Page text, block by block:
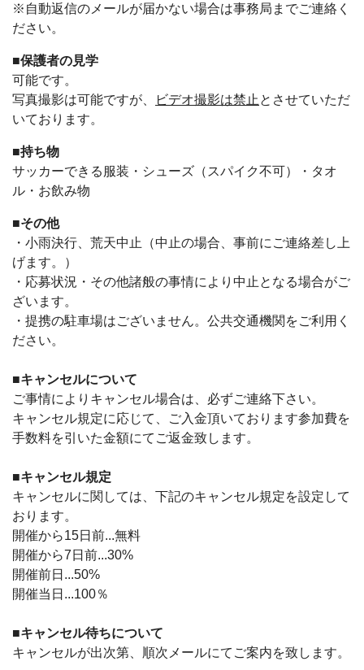
※自動返信のメールが届かない場合は事務局までご連絡く
ださい。
■保護者の見学
可能です。
写真撮影は可能ですが、
ビデオ撮影は禁止 とさせていただ
いております。
■持ち物
サッカーできる服装・シューズ（スパイク不可）・タオ
ル・お飲み物
■その他
・小雨決行、荒天中止（中止の場合、事前にご連絡差し上
げます。）
・応募状況・その他諸般の事情により中止となる場合がご
ざいます。
・提携の駐車場はございません。公共交通機関をご利用く
ださい。
■キャンセルについて
ご事情によりキャンセル場合は、必ずご連絡下さい。
キャンセル規定に応じて、ご入金頂いております参加費を
手数料を引いた金額にてご返金致します。
■キャンセル規定
キャンセルに関しては、下記のキャンセル規定を設定して
おります。
開催から15日前...無料
開催から7日前...30%
開催前日...50%
開催当日...100％
■キャンセル待ちについて
キャンセルが出次第、順次メールにてご案内を致します。